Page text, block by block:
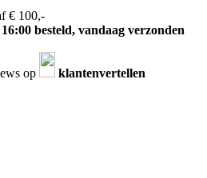
€ 100,-
16:00 besteld, vandaag verzonden
op
klantenvertellen